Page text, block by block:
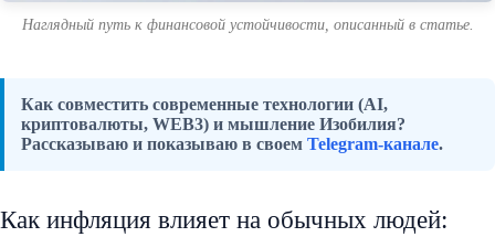
Наглядный путь к финансовой устойчивости, описанный в статье.
Как совместить современные технологии (AI,
криптовалюты, WEB3) и мышление Изобилия?
Рассказываю и показываю в своем Telegram-канале.
Как инфляция влияет на обычных людей: